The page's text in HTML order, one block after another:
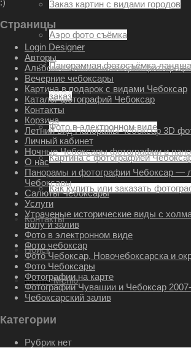
Заказ картин с видами городов
Аэро фото съёмка
Панорамная фотосъёмка
заказ
Фото в электронном виде
Картина с фотографией
Как купить или заказать
Контакты
Поиск
Меню Меню
:)
Страницы
Login Designer
Авторы
Альбомы метки и категории
Вечерние чебоксары
Картина в подарок с видами Чебоксар
Каталог фотографий Чебоксар
Контакты
Корзина
Летний вид Панорамы чебоксар 3D
Личный кабинет
Ночные Чебоксары фотографии и
О нас
Панорамы и фотографии Чебоксар —
Чебоксары
Салюты Чебоксары
Услуги
Утраченые исторические виды с
волу и залив
Фото в электронном виде
Фото чебоксар
Фото Чебоксар, Новочебоксарска и
Фото Чебоксары
Фотографии на карте
Фотографии Чувашии и Чебоксар
Чебоксарский залив
Категории
Рубрик нет